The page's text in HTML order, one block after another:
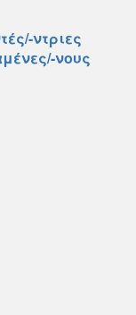
ντριες
νους